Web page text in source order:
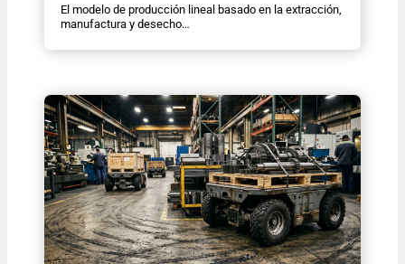
El modelo de producción lineal basado en la extracción,
manufactura y desecho…